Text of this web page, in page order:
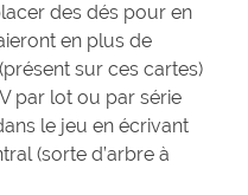
des dés pour en
en plus de
sur ces cartes)
par lot ou par série
le jeu en écrivant
(sorte d’arbre à